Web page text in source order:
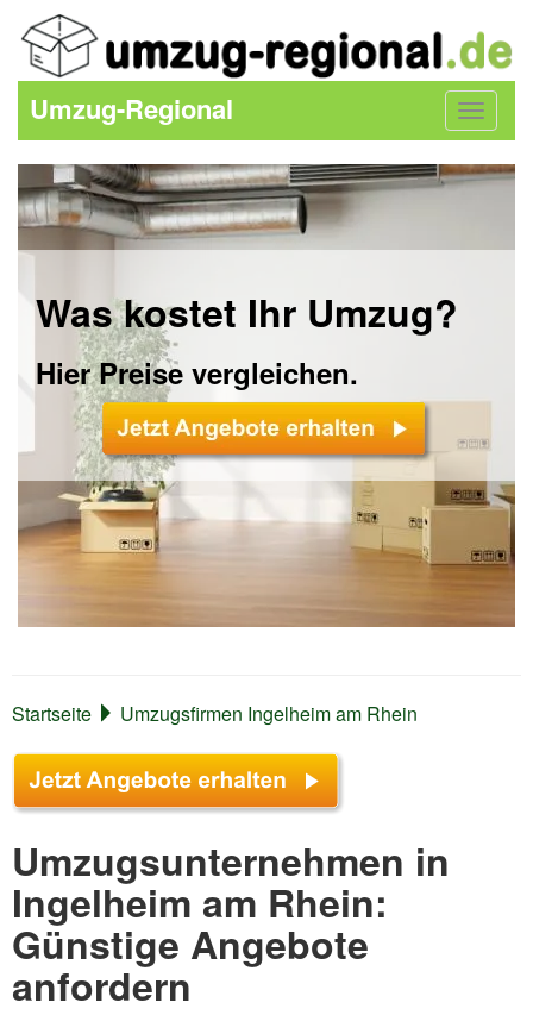
Toggle
Umzug-Regional
Was kostet Ihr Umzug?
Hier Preise vergleichen.
Startseite Umzugsfirmen Ingelheim am Rhein
Umzugsunternehmen in
Ingelheim am Rhein:
Günstige Angebote
anfordern